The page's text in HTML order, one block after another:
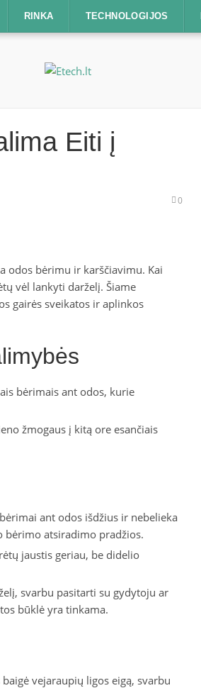
RINKA TECHNOLOGIJOS
Eiti į
0
odos bėrimu ir karščiavimu. Kai
vėl lankyti darželį. Šiame
gairės sveikatos ir aplinkos
bėrimais ant odos, kurie
žmogaus į kitą ore esančiais
ant odos išdžius ir nebelieka
bėrimo atsiradimo pradžios.
jaustis geriau, be didelio
svarbu pasitarti su gydytoju ar
būklė yra tinkama.
vejaraupių ligos eigą, svarbu